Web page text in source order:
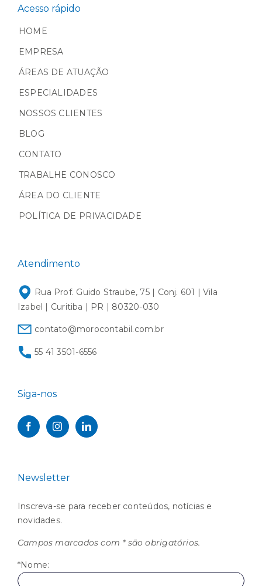
Acesso rápido
HOME
EMPRESA
ÁREAS DE ATUAÇÃO
ESPECIALIDADES
NOSSOS CLIENTES
BLOG
CONTATO
TRABALHE CONOSCO
ÁREA DO CLIENTE
POLÍTICA DE PRIVACIDADE
Atendimento
Rua Prof. Guido Straube, 75 | Conj. 601 | Vila
Izabel | Curitiba | PR | 80320-030
contato@morocontabil.com.br
55 41 3501-6556
Siga-nos
Newsletter
Inscreva-se para receber conteúdos, notícias e
novidades.
Campos marcados com * são obrigatórios.
*Nome: